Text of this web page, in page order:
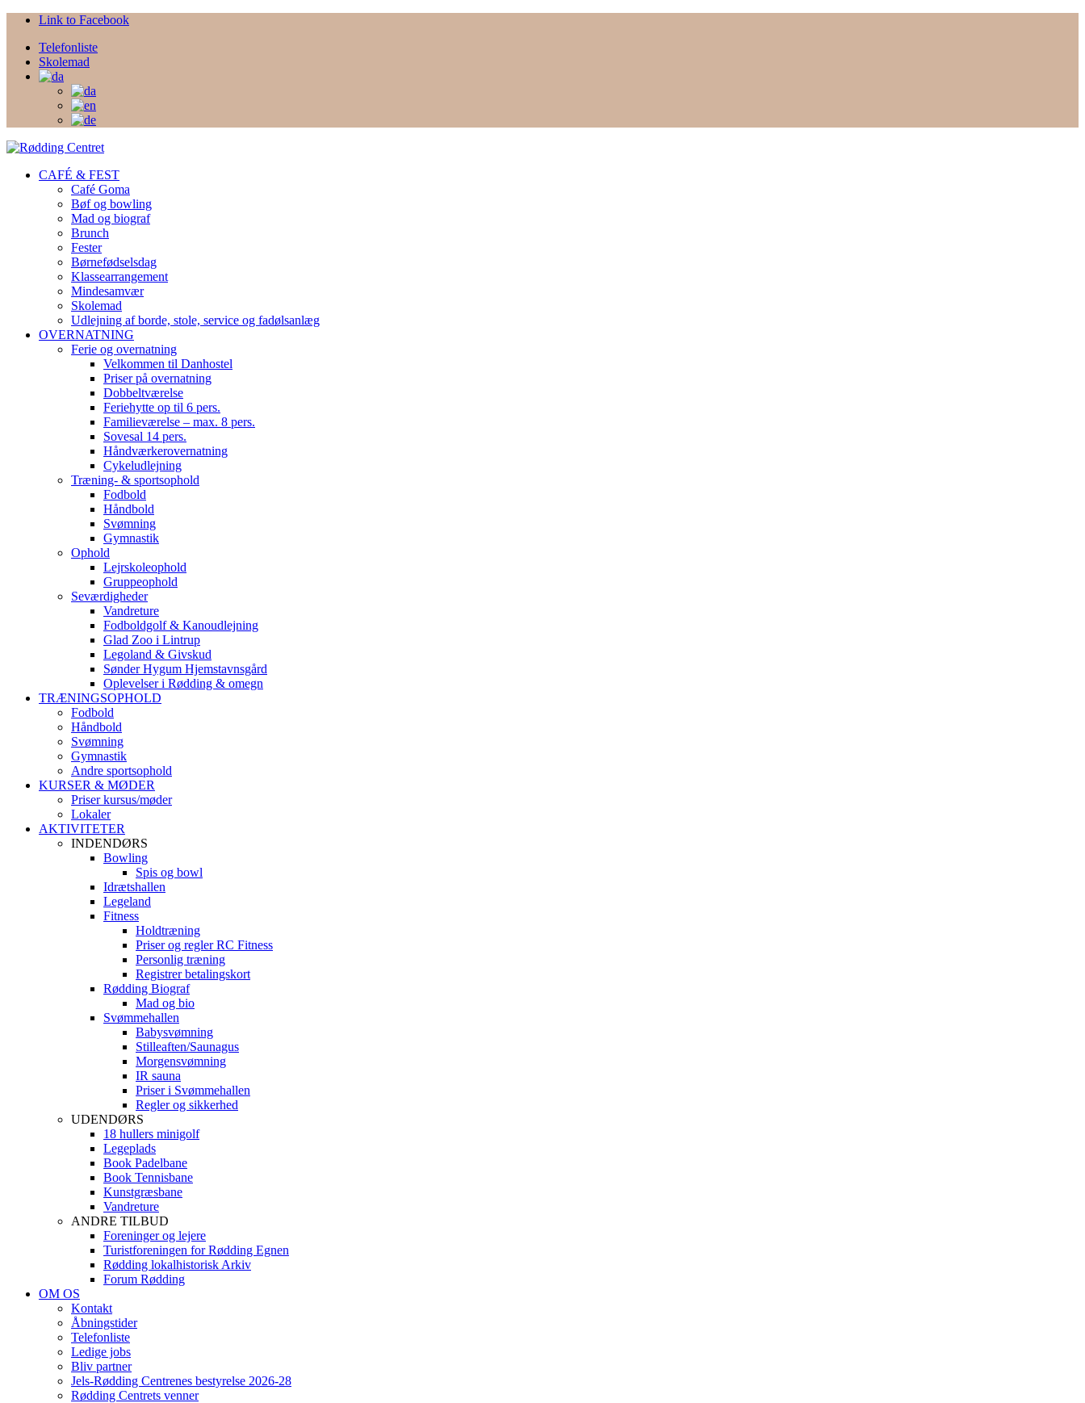
Link to Facebook
Telefonliste
Skolemad
CAFÉ & FEST
Café Goma
Bøf og bowling
Mad og biograf
Brunch
Fester
Børnefødselsdag
Klassearrangement
Mindesamvær
Skolemad
Udlejning af borde, stole, service og fadølsanlæg
OVERNATNING
Ferie og overnatning
Velkommen til Danhostel
Priser på overnatning
Dobbeltværelse
Feriehytte op til 6 pers.
Familieværelse – max. 8 pers.
Sovesal 14 pers.
Håndværkerovernatning
Cykeludlejning
Træning- & sportsophold
Fodbold
Håndbold
Svømning
Gymnastik
Ophold
Lejrskoleophold
Gruppeophold
Seværdigheder
Vandreture
Fodboldgolf & Kanoudlejning
Glad Zoo i Lintrup
Legoland & Givskud
Sønder Hygum Hjemstavnsgård
Oplevelser i Rødding & omegn
TRÆNINGSOPHOLD
Fodbold
Håndbold
Svømning
Gymnastik
Andre sportsophold
KURSER & MØDER
Priser kursus/møder
Lokaler
AKTIVITETER
INDENDØRS
Bowling
Spis og bowl
Idrætshallen
Legeland
Fitness
Holdtræning
Priser og regler RC Fitness
Personlig træning
Registrer betalingskort
Rødding Biograf
Mad og bio
Svømmehallen
Babysvømning
Stilleaften/Saunagus
Morgensvømning
IR sauna
Priser i Svømmehallen
Regler og sikkerhed
UDENDØRS
18 hullers minigolf
Legeplads
Book Padelbane
Book Tennisbane
Kunstgræsbane
Vandreture
ANDRE TILBUD
Foreninger og lejere
Turistforeningen for Rødding Egnen
Rødding lokalhistorisk Arkiv
Forum Rødding
OM OS
Kontakt
Åbningstider
Telefonliste
Ledige jobs
Bliv partner
Jels-Rødding Centrenes bestyrelse 2026-28
Rødding Centrets venner